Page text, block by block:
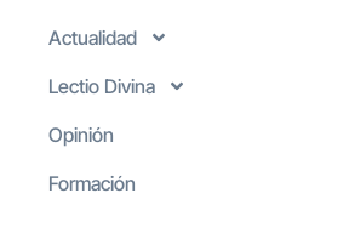
Actualidad
Lectio Divina
Opinión
Formación